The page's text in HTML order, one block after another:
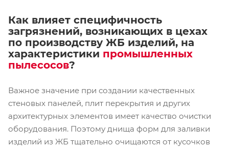
Как влияет специфичность
загрязнений, возникающих в цехах
по производству ЖБ изделий, на
характеристики промышленных
пылесосов?
Важное значение при создании качественных
стеновых панелей, плит перекрытия и других
архитектурных элементов имеет качество очистки
оборудования. Поэтому днища форм для заливки
изделий из ЖБ тщательно очищаются от кусочков